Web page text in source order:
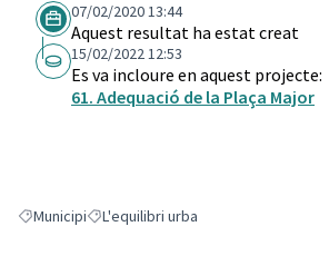
07/02/2020 13:44
Aquest resultat ha estat creat
15/02/2022 12:53
Es va incloure en aquest projecte:
61. Adequació de la Plaça Major
Resultats en filtrar per: Municipi
MunicipiResultats en filtrar per: L'equilibri urba
L'equilibri urba